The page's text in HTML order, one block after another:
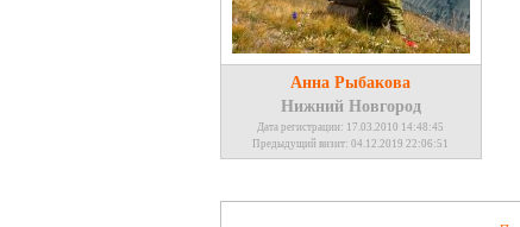
Анна Рыбакова
Нижний Новгород
Дата регистрации: 17.03.2010 14:48:45
Предыдущий визит: 04.12.2019 22:06:51